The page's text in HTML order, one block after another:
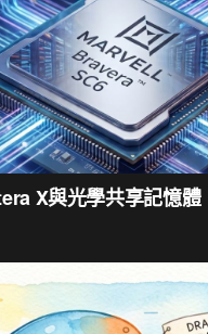
X與光學共享記憶體